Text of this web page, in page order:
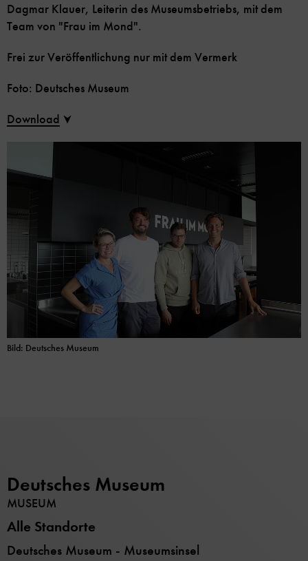
Bild: Deutsches Museum
Dagmar Klauer, Leiterin des Museumsbetriebs, mit dem
Team von "Frau im Mond".
Frei zur Veröffentlichung nur mit dem Vermerk
Foto: Deutsches Museum
Download
Deutsches Museum
MUSEUM
Alle Standorte
Deutsches Museum - Museumsinsel